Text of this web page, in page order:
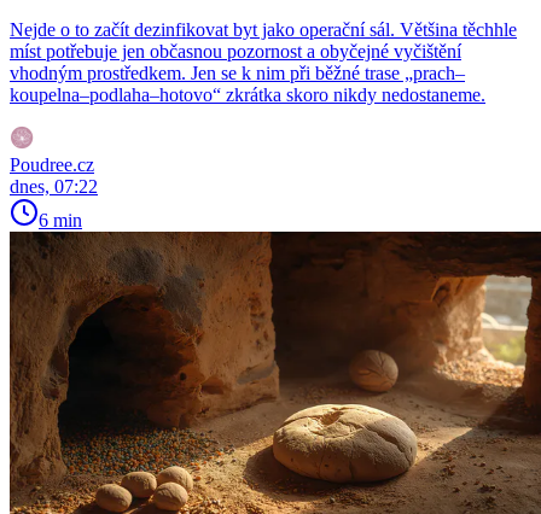
Nejde o to začít dezinfikovat byt jako operační sál. Většina těchhle
míst potřebuje jen občasnou pozornost a obyčejné vyčištění
vhodným prostředkem. Jen se k nim při běžné trase „prach–
koupelna–podlaha–hotovo“ zkrátka skoro nikdy nedostaneme.
Poudree.cz
dnes, 07:22
6 min